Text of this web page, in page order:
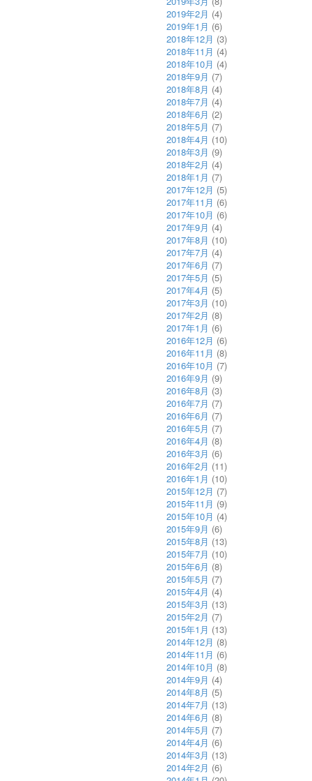
2019年2月 (4)
2019年1月 (6)
2018年12月 (3)
2018年11月 (4)
2018年10月 (4)
2018年9月 (7)
2018年8月 (4)
2018年7月 (4)
2018年6月 (2)
2018年5月 (7)
2018年4月 (10)
2018年3月 (9)
2018年2月 (4)
2018年1月 (7)
2017年12月 (5)
2017年11月 (6)
2017年10月 (6)
2017年9月 (4)
2017年8月 (10)
2017年7月 (4)
2017年6月 (7)
2017年5月 (5)
2017年4月 (5)
2017年3月 (10)
2017年2月 (8)
2017年1月 (6)
2016年12月 (6)
2016年11月 (8)
2016年10月 (7)
2016年9月 (9)
2016年8月 (3)
2016年7月 (7)
2016年6月 (7)
2016年5月 (7)
2016年4月 (8)
2016年3月 (6)
2016年2月 (11)
2016年1月 (10)
2015年12月 (7)
2015年11月 (9)
2015年10月 (4)
2015年9月 (6)
2015年8月 (13)
2015年7月 (10)
2015年6月 (8)
2015年5月 (7)
2015年4月 (4)
2015年3月 (13)
2015年2月 (7)
2015年1月 (13)
2014年12月 (8)
2014年11月 (6)
2014年10月 (8)
2014年9月 (4)
2014年8月 (5)
2014年7月 (13)
2014年6月 (8)
2014年5月 (7)
2014年4月 (6)
2014年3月 (13)
2014年2月 (6)